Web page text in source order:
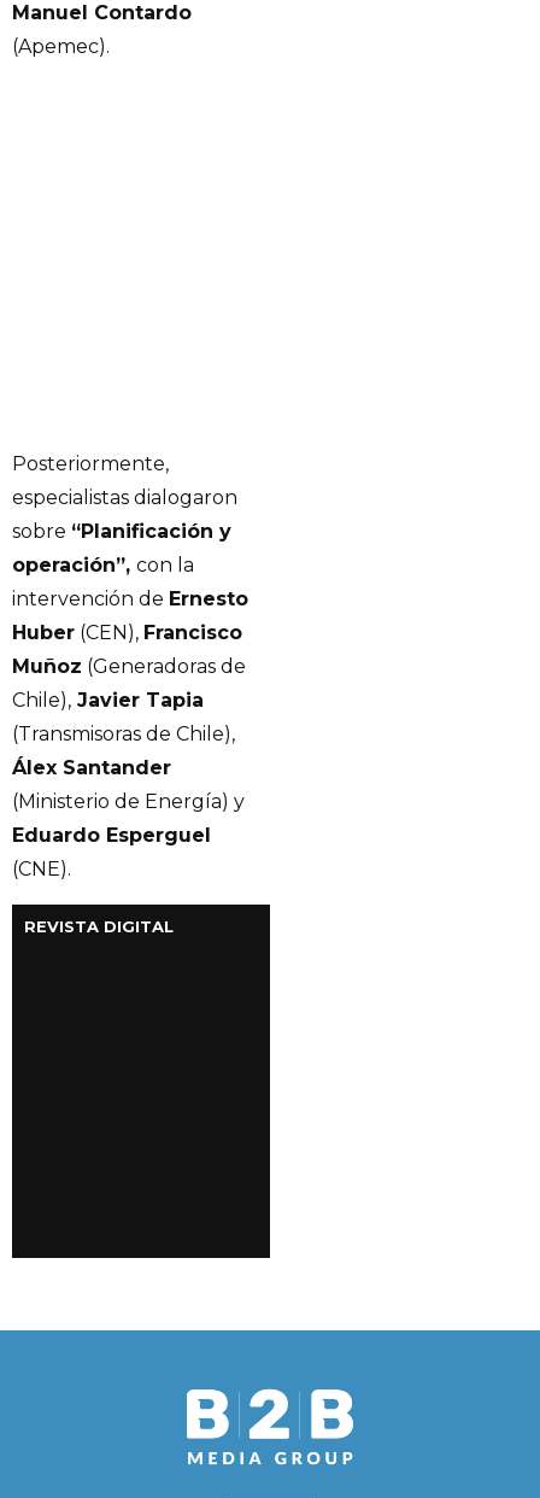
Manuel Contardo
(Apemec).
Posteriormente,
especialistas dialogaron
sobre “Planificación y
operación”, con la
intervención de Ernesto
Huber (CEN), Francisco
Muñoz (Generadoras de
Chile), Javier Tapia
(Transmisoras de Chile),
Álex Santander
(Ministerio de Energía) y
Eduardo Esperguel
(CNE).
REVISTA DIGITAL